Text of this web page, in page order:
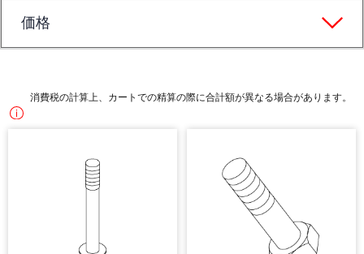
価格
消費税の計算上、カートでの精算の際に合計額が異なる場合があります。